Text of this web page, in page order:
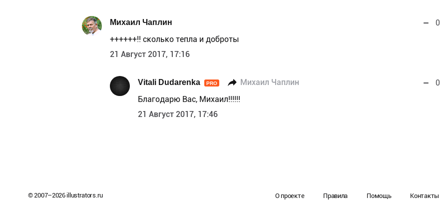
Михаил Чаплин
0
++++++!! сколько тепла и доброты
21 Август 2017, 17:16
Vitali Dudarenka PRO Михаил Чаплин
0
Благодарю Вас, Михаил!!!!!!
21 Август 2017, 17:46
© 2007–2026illustrators.ru О проекте Правила Помощь Контакты